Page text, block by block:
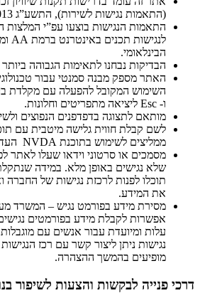
(התאמות נגישות לשירות), התשע”ג 2013.
הבינלאומי.
הבדיקות נבחנו לתאימות הגבוהה
האתר מספק מבנה סמנטי עבור
ו- Esc ליציאה מתפריטים וחלונות.
מותאם לתצוגה בדפדפנים הנפוצים
לשם קבלת חווית גלישה מיטבית עם
ממליצים לשימוש בתוכנת NVDA העדכנית ביותר.
שלא נגישים באופן מלא. במידה
תוכלו לפנות לרכזת נגישות של החברה
את המידע.
מסירת מידע בפורמט נגיש – המשרד
אפשרות לקבלת מידע בפורמטים
עלות ומיועדת עבור אנשים עם
נגישות ניתן ליצור קשר עם רכז
מופיעים בהמשך ההצהרה.
דרכי פנייה לבקשות והצעות לשיפור